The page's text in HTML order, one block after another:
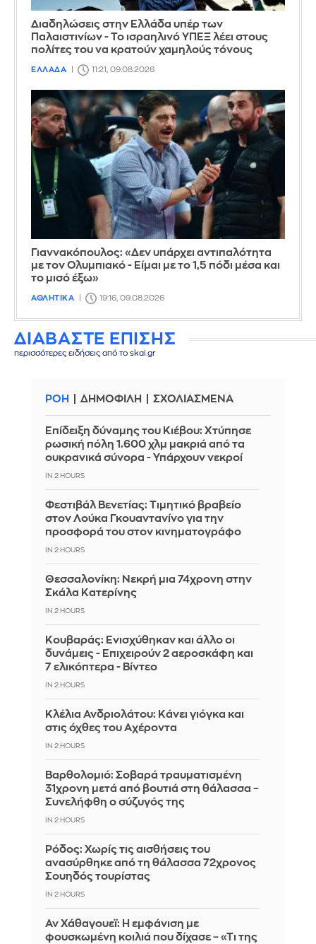
Διαδηλώσεις στην Ελλάδα υπέρ των
Παλαιστινίων - Το ισραηλινό ΥΠΕΞ λέει στους
πολίτες του να κρατούν χαμηλούς τόνους
ΕΛΛΑΔΑ 11:21, 09.08.2026
Γιαννακόπουλος: «Δεν υπάρχει αντιπαλότητα
με τον Ολυμπιακό - Είμαι με το 1,5 πόδι μέσα και
το μισό έξω»
ΑΘΛΗΤΙΚΑ 19:16, 09.08.2026
ΔΙΑΒΑΣΤΕ ΕΠΙΣΗΣ
περισσότερες ειδήσεις από το skai.gr
ΡΟΗ ΔΗΜΟΦΙΛΗ ΣΧΟΛΙΑΣΜΕΝΑ
Επίδειξη δύναμης του Κιέβου: Χτύπησε
ρωσική πόλη 1.600 χλμ μακριά από τα
ουκρανικά σύνορα - Υπάρχουν νεκροί
IN 2 HOURS
Φεστιβάλ Βενετίας: Τιμητικό βραβείο
στον Λούκα Γκουαντανίνο για την
προσφορά του στον κινηματογράφο
IN 2 HOURS
Θεσσαλονίκη: Νεκρή μια 74χρονη στην
Σκάλα Κατερίνης
IN 2 HOURS
Κουβαράς: Ενισχύθηκαν και άλλο οι
δυνάμεις - Επιχειρούν 2 αεροσκάφη και
7 ελικόπτερα - Βίντεο
IN 2 HOURS
Κλέλια Ανδριολάτου: Κάνει γιόγκα και
στις όχθες του Αχέροντα
IN 2 HOURS
Βαρθολομιό: Σοβαρά τραυματισμένη
31χρονη μετά από βουτιά στη θάλασσα –
Συνελήφθη ο σύζυγός της
IN 2 HOURS
Ρόδος: Χωρίς τις αισθήσεις του
ανασύρθηκε από τη θάλασσα 72χρονος
Σουηδός τουρίστας
IN 2 HOURS
Αν Χάθαγουεϊ: Η εμφάνιση με
φουσκωμένη κοιλιά που δίχασε – «Τι της